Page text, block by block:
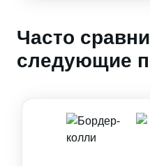
Часто
следующие